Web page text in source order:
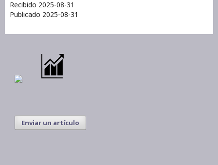
Recibido 2025-08-31
Publicado 2025-08-31
Enviar un artículo